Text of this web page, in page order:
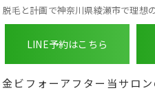
脱毛と計画で神奈川県綾瀬市で理想
LINE予約はこちら
ビフォーアフター 当サロ